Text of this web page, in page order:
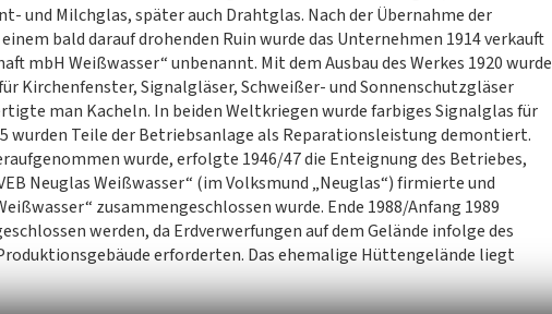
und Milchglas, später auch Drahtglas. Nach der Übernahme der
bald darauf drohenden Ruin wurde das Unternehmen 1914 verkauft
mbH Weißwasser“ unbenannt. Mit dem Ausbau des Werkes 1920 wurde
Kirchenfenster, Signalgläser, Schweißer- und Sonnenschutzgläser
man Kacheln. In beiden Weltkriegen wurde farbiges Signalglas für
wurden Teile der Betriebsanlage als Reparationsleistung demontiert.
wurde, erfolgte 1946/47 die Enteignung des Betriebes,
Neuglas Weißwasser“ (im Volksmund „Neuglas“) firmierte und
zusammengeschlossen wurde. Ende 1988/Anfang 1989
werden, da Erdverwerfungen auf dem Gelände infolge des
erforderten. Das ehemalige Hüttengelände liegt